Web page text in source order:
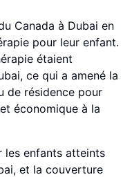
Canada à Dubai en
pour leur enfant.
étaient
ce qui a amené la
de résidence pour
économique à la
les enfants atteints
et la couverture